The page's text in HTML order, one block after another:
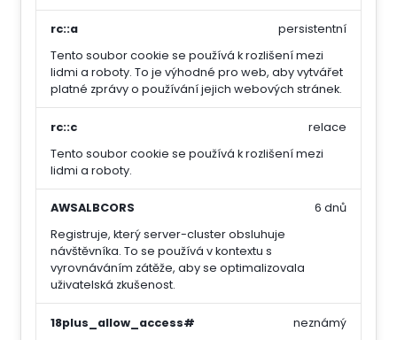
rc::a
Tento soubor cookie se používá k rozlišení mezi
lidmi a roboty. To je výhodné pro web, aby vytvářet
platné zprávy o používání jejich webových stránek.
persistentní
rc::c
Tento soubor cookie se používá k rozlišení mezi
lidmi a roboty.
relace
AWSALBCORS
Registruje, který server-cluster obsluhuje
návštěvníka. To se používá v kontextu s
vyrovnáváním zátěže, aby se optimalizovala
uživatelská zkušenost.
6 dnů
18plus_allow_access#
neznámý